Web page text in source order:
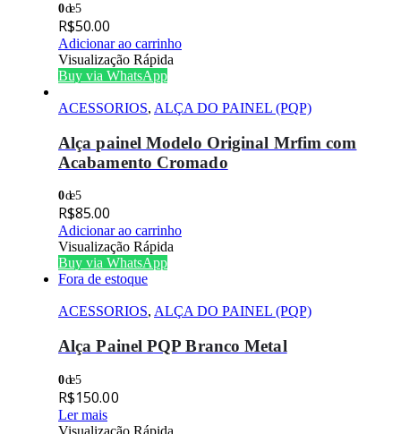
0de 5
R$50.00
Adicionar ao carrinho
Visualização Rápida
Buy via WhatsApp
ACESSORIOS, ALÇA DO PAINEL (PQP)
Alça painel Modelo Original Mrfim com
Acabamento Cromado
0de 5
R$85.00
Adicionar ao carrinho
Visualização Rápida
Buy via WhatsApp
Fora de estoque
ACESSORIOS, ALÇA DO PAINEL (PQP)
Alça Painel PQP Branco Metal
0de 5
R$150.00
Ler mais
Visualização Rápida